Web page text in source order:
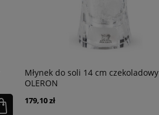
Młynek do soli 14 cm czekoladowy
OLERON
179,10 zł